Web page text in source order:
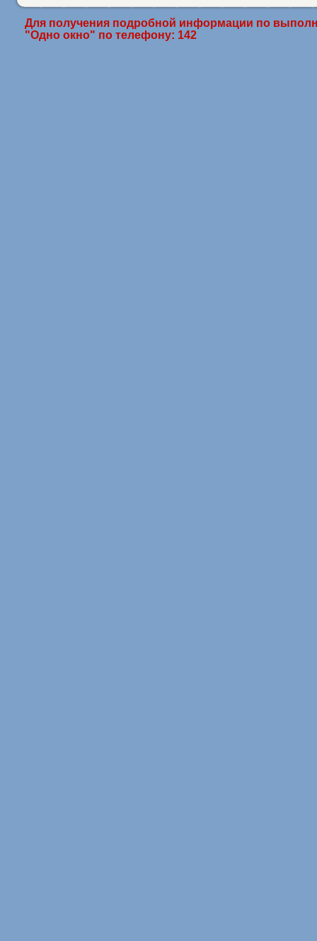
Для получения подробной информации по
"Одно окно" по телефону: 142